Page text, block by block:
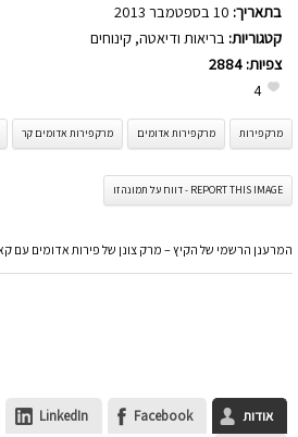
בתאריך:
קטגוריות: בריאות ודיאטה, קינוחים
צפיות: 2884
4
מרק פירות מרק פירות אדומים מרק פירות אדומים קר
REPORT THIS IMAGE - דווח על תמונה זו
המרענן הרשמי של הקיץ – מרק צונן של פירות אדומים עם
אודות Facebook
LinkedIn